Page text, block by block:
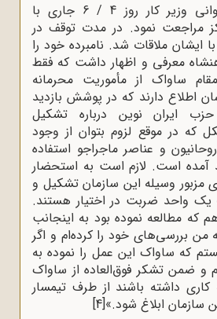
«آقای خسروانی وزیر کار روز 4 / 6 جاری با
مراجعت نمود. در مدت توقف در
ایشان ملاقات شد. نامبرده خود را
معرفی و اظهار داشت که فقط
ساواک از مأموریت محرمانه
اطلاع دارند که در پوشش بازدید
ایران نوین درباره تشکیل
که در موقع لزوم بتوان از وجود
و عناصر ماجراجو استفاده
آمده است. لازم است به استحضار
مزبور وسیله این سازمان تشکیل و
یک واحد ضربت در اختیار هستند.
که مطالعه نموده بود به اینجانب
من بررسی‌های خود را کرده‌ام و اگر
که ساواک این عمل را نموده به
و ضمن تشکر فوق‌العاده از ساواک
کاری داشته باشند از طرف تیمسار
سازمان ابلاغ شود.»[4]